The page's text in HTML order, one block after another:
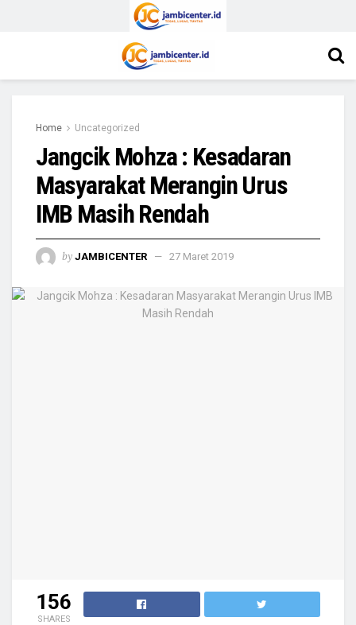
Home Uncategorized
Jangcik Mohza : Kesadaran
Masyarakat Merangin Urus
IMB Masih Rendah
by JAMBICENTER 27 Maret 2019
156
SHARES